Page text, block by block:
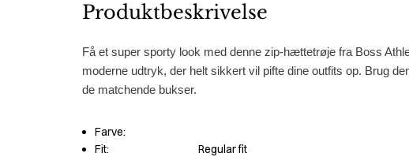
Produktbeskrivelse
Få et super sporty look med denne zip-hættetrøje fra Boss
moderne udtryk, der helt sikkert vil pifte dine outfits op. Brug
de matchende bukser.
Farve:
Fit:
Regular fit